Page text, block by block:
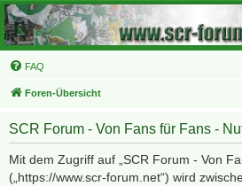
FAQ
Foren-Übersicht
SCR Forum - Von Fans für Fans -
Mit dem Zugriff auf „SCR Forum - Von
(„https://www.scr-forum.net“) wird